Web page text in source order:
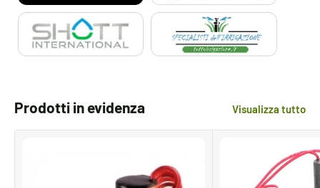
Prodotti in evidenza Visualizza tutto